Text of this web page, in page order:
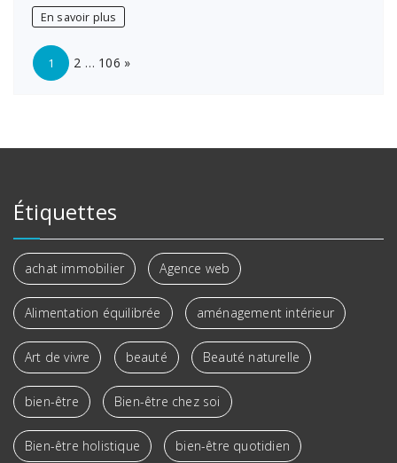
En savoir plus
Page:
1 2 … 106 »
Étiquettes
achat immobilier Agence web
Alimentation équilibrée aménagement intérieur
Art de vivre beauté Beauté naturelle
bien-être Bien-être chez soi
Bien-être holistique bien-être quotidien